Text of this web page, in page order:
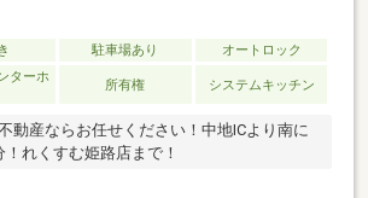
駐車場あり
オートロック
ターホ
所有権 システムキッチン
動産ならお任せください！中地ICより南に
！れくすむ姫路店まで！